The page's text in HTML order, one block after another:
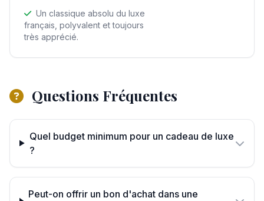
Un classique absolu du luxe
français, polyvalent et toujours
très apprécié.
Questions Fréquentes
Quel budget minimum pour un cadeau de luxe
?
Peut-on offrir un bon d'achat dans une